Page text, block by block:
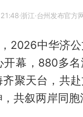
·浙江·台州发布官方网易
2026中华济
开幕，880多
聚天台，共赴
共叙两岸同胞